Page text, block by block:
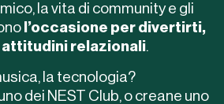
Trento
la vita di community e gli
l’occasione per divertirti,
attitudini relazionali.
la tecnologia?
dei NEST Club, o creane uno